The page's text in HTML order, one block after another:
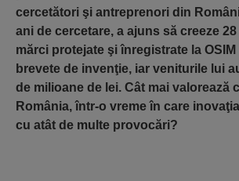
cercetători şi antreprenori din
ani de cercetare, a ajuns să creeze
mărci protejate şi înregistrate la OSIM
brevete de invenţie, iar veniturile lui
de milioane de lei. Cât mai valorează
România, într-o vreme în care
cu atât de multe provocări?